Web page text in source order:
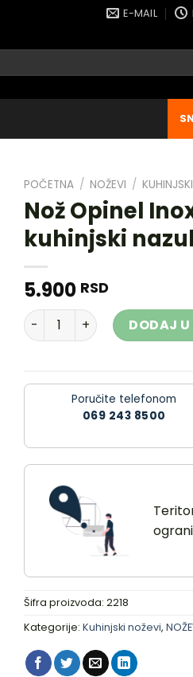
E-MAIL
POČETNA / NOŽEVI /
Nož Opinel
kuhinjski
5.900 RSD
Nož Opinel Inox 21DODAJ U
Poručite telefonom
069 243 8500
Šifra proizvoda: 2218
Kategorije: Kuhinjski noževi,